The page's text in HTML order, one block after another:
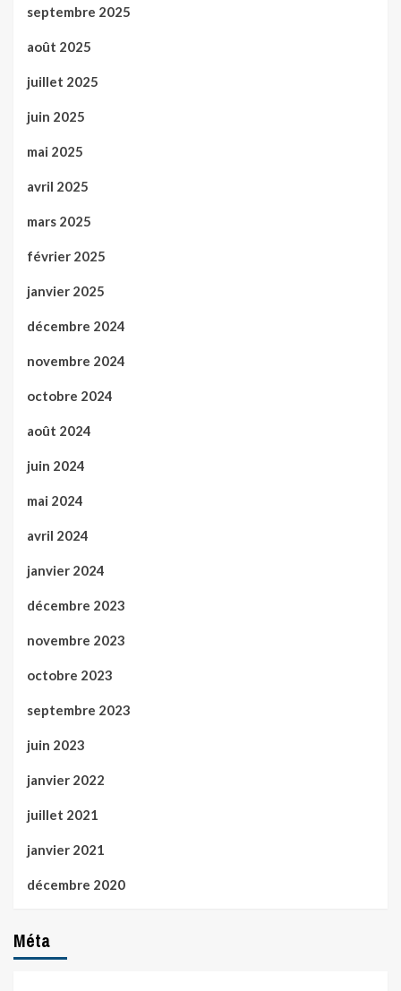
septembre 2025
août 2025
juillet 2025
juin 2025
mai 2025
avril 2025
mars 2025
février 2025
janvier 2025
décembre 2024
novembre 2024
octobre 2024
août 2024
juin 2024
mai 2024
avril 2024
janvier 2024
décembre 2023
novembre 2023
octobre 2023
septembre 2023
juin 2023
janvier 2022
juillet 2021
janvier 2021
décembre 2020
Méta